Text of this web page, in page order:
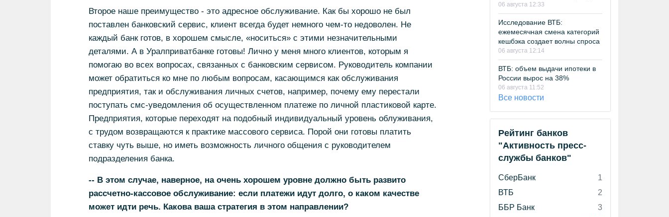
Второе наше преимущество - это адресное обслуживание. Как бы хорошо не был
поставлен банковский сервис, клиент всегда будет немного чем-то недоволен. Не
каждый банк готов, в хорошем смысле, «носиться» с этими незначительными
деталями. А в Уралприватбанке готовы! Лично у меня много клиентов, которым я
помогаю во всех вопросах, связанных с банковским сервисом. Руководитель компании
может обратиться ко мне по любым вопросам, касающимся как обслуживания
предприятия, так и обслуживания личных счетов, например, почему ему перестали
поступать смс-уведомления об осуществленном платеже по личной пластиковой карте.
Предприятия, которые переходят на подобный индивидуальный уровень облуживания,
с трудом возвращаются к практике массового сервиса. Порой они готовы платить
ставку чуть выше, но иметь возможность личного общения с руководителем
подразделения банка.
-- В этом случае, наверное, на очень хорошем уровне должно быть развито
рассчетно-кассовое обслуживание: если платежи идут долго, о каком качестве
может идти речь. Какова ваша стратегия в этом направлении?
06 августа 12:33
Исследование ВТБ:
ежемесячная смена категорий
кешбэка создает волны спроса
06 августа 12:14
ВТБ: объем выдачи ипотеки в
России вырос на 38%
06 августа 11:52
Все новости
Рейтинг банков
"Активность пресс-
службы банков"
СберБанк
1
ВТБ
2
ББР Банк
3